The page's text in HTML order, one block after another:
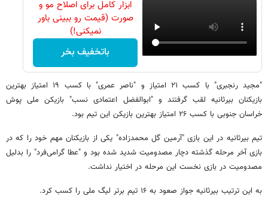
ابزار کامل برای اصلاح مو و
صورت (قیمت رو ببینی باور
نمیکنی!)
باتخفیف بخر
"مجید رنجبری" با کسب ۲۱ امتیاز و "ناصر عمری" با کسب ۱۹ امتیاز بهترین
بازیکنان بیرثانیه لقب گرفتند و "ابوالفضل اعتمادی نسب" بازیکن ملی پوش
خراسان جنوبی با کسب ۲۶ امتیاز بهترین بازیکن این تیم بود.
تیم بیرثانیه در این بازی "آرمین گل محمدزاده" یکی از بازیکنان مهم خود را که در
بازی آخر مرحله گذشته دچار مصدومیت شدید شده بود و "عطا گرامی‌فرد" را بدلیل
مصدومیت در بازی نخست این مرحله در اختیار نداشت.
به این ترتیب بیرثانیه جواز صعود به ۱۶ تیم برتر لیگ ملی را کسب کرد.